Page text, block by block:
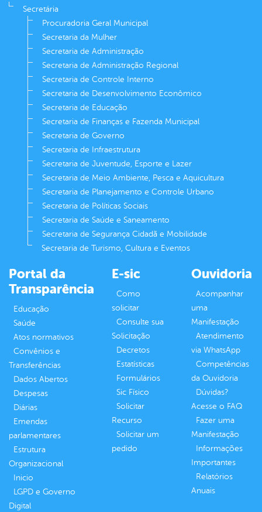
Secretária
Procuradoria Geral Municipal
Secretaria da Mulher
Secretaria de Administração
Secretaria de Administração Regional
Secretaria de Controle Interno
Secretaria de Desenvolvimento Econômico
Secretaria de Educação
Secretaria de Finanças e Fazenda Municipal
Secretaria de Governo
Secretaria de Infraestrutura
Secretaria de Juventude, Esporte e Lazer
Secretaria de Meio Ambiente, Pesca e Aquicultura
Secretaria de Planejamento e Controle Urbano
Secretaria de Políticas Sociais
Secretaria de Saúde e Saneamento
Secretaria de Segurança Cidadã e Mobilidade
Secretaria de Turismo, Cultura e Eventos
Portal da
Transparência
Educação
Saúde
Atos normativos
Convênios e
Transferências
Dados Abertos
Despesas
Diárias
Emendas
parlamentares
Estrutura
Organizacional
Inicio
LGPD e Governo
Digital
E-sic
Como
solicitar
Consulte sua
Solicitação
Decretos
Estatísticas
Formulários
Sic Físico
Solicitar
Recurso
Solicitar um
pedido
Ouvidoria
Acompanhar
uma
Manifestação
Atendimento
via WhatsApp
Competências
da Ouvidoria
Dúvidas?
Acesse o FAQ
Fazer uma
Manifestação
Informações
Importantes
Relatórios
Anuais